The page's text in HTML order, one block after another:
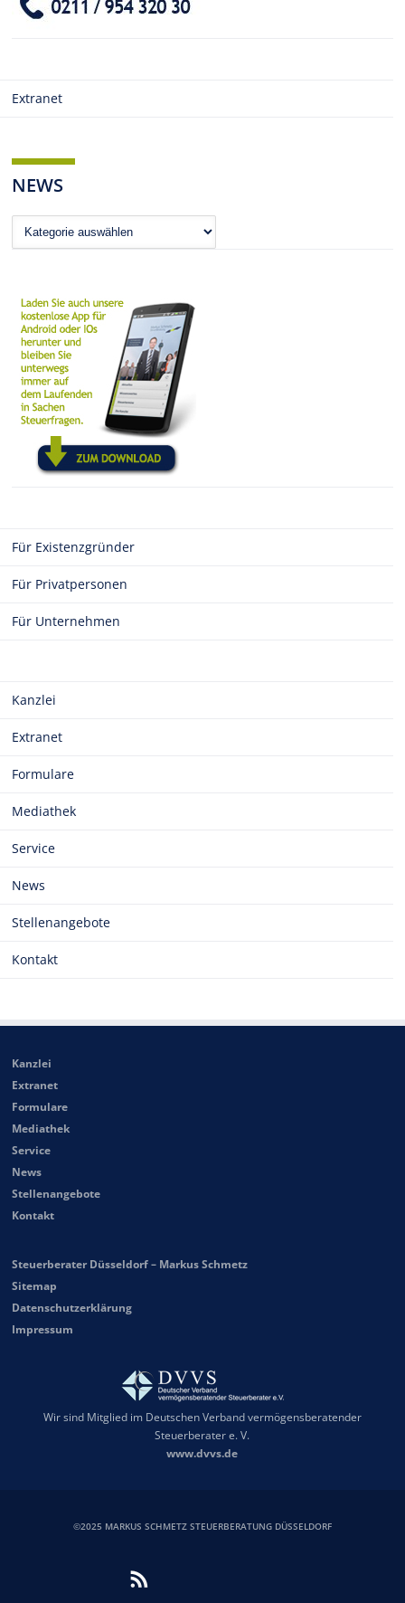
Extranet
NEWS
News
Für Existenzgründer
Für Privatpersonen
Für Unternehmen
Kanzlei
Extranet
Formulare
Mediathek
Service
News
Stellenangebote
Kontakt
Kanzlei
Extranet
Formulare
Mediathek
Service
News
Stellenangebote
Kontakt
Steuerberater Düsseldorf – Markus Schmetz
Sitemap
Datenschutzerklärung
Impressum
Wir sind Mitglied im Deutschen Verband vermögensberatender
Steuerberater e. V.
www.dvvs.de
©2025 MARKUS SCHMETZ STEUERBERATUNG DÜSSELDORF